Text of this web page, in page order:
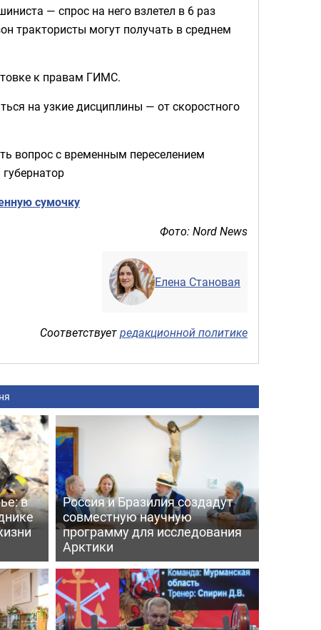
— спрос на него взлетел в 6 раз
трактористы могут получать в среднем
к правам ГИМС.
на узкие дисциплины — от скоростного
вопрос с временным переселением
сумочку
Фото: Nord News
Елена Становая
Соответствуетредакционной политике
в
Россия и Бразилия создадут
совместную научную
программу для исследования
Арктики